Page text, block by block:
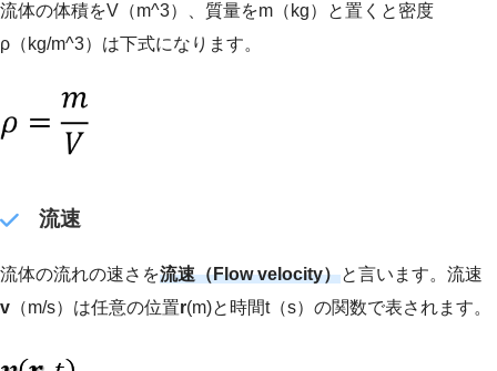
流体の体積をV（m^3）、質量をm（kg）と置くと密度
ρ（kg/m^3）は下式になります。
流速
流体の流れの速さを流速（Flow velocity）と言います。流速
v （m/s）は任意の位置r(m)と時間t（s）の関数で表されます。